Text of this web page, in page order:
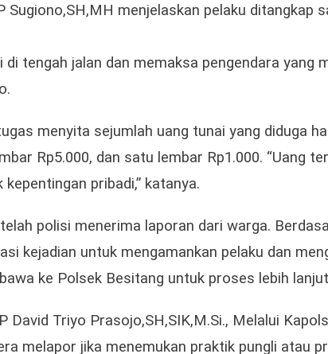
Sugiono,SH,MH menjelaskan pelaku ditangkap
di tengah jalan dan memaksa pengendara yang
menyita sejumlah uang tunai yang diduga
Rp5.000, dan satu lembar Rp1.000. “Uang
pribadi,” katanya.
polisi menerima laporan dari warga.
kejadian untuk mengamankan pelaku dan
ke Polsek Besitang untuk proses lebih
David Triyo Prasojo,SH,SIK,M.Si., Melalui
melapor jika menemukan praktik pungli atau